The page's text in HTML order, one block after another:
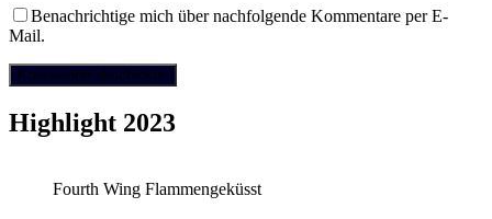
Benachrichtige mich über nachfolgende Kommentare per E-
Mail.
Highlight 2023
Fourth Wing Flammengeküsst